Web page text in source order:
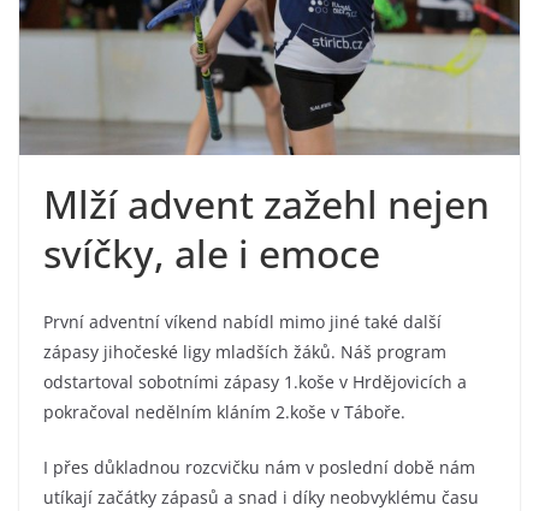
Mlží advent zažehl nejen
svíčky, ale i emoce
První adventní víkend nabídl mimo jiné také další
zápasy jihočeské ligy mladších žáků. Náš program
odstartoval sobotními zápasy 1.koše v Hrdějovicích a
pokračoval nedělním kláním 2.koše v Táboře.
I přes důkladnou rozcvičku nám v poslední době nám
utíkají začátky zápasů a snad i díky neobvyklému času